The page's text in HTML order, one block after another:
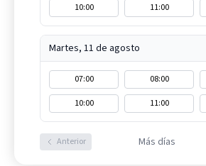
10:00
11:00
Martes, 11 de agosto
07:00 08:00
10:00
11:00
Anterior Más días